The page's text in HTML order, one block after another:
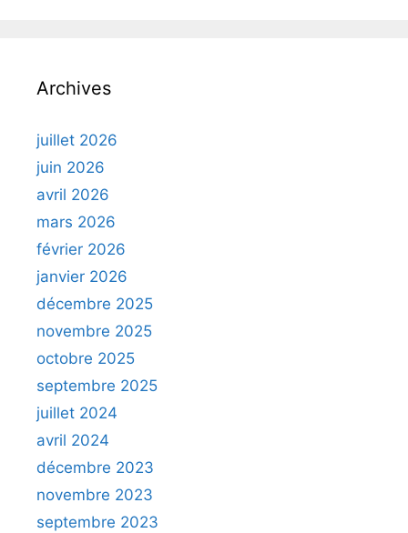
Archives
juillet 2026
juin 2026
avril 2026
mars 2026
février 2026
janvier 2026
décembre 2025
novembre 2025
octobre 2025
septembre 2025
juillet 2024
avril 2024
décembre 2023
novembre 2023
septembre 2023